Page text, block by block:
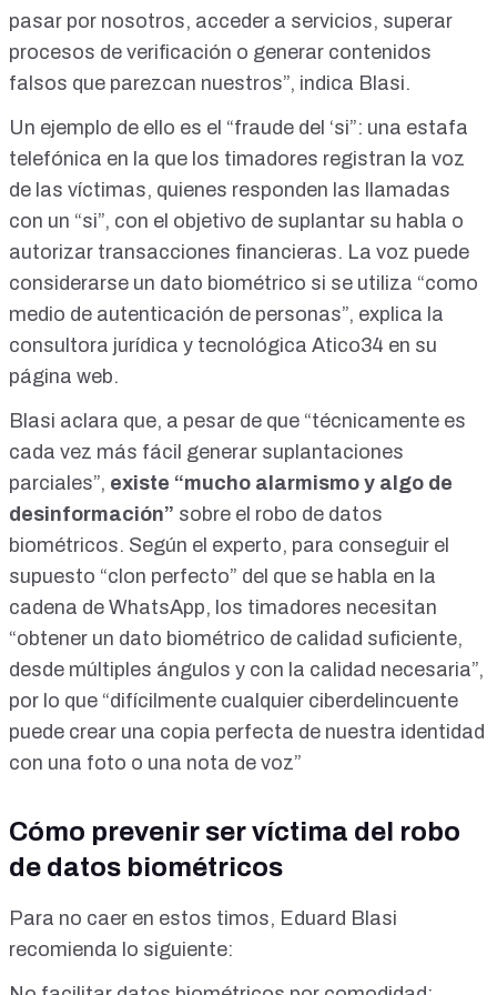
personas de buen corazón. Gracias por compartir. Cada vez
que lo compartes, puedes prevenir que alguien sea víctima.
pasar por nosotros, acceder a servicios, superar
procesos de verificación o generar contenidos
falsos que parezcan nuestros”, indica Blasi.
Un ejemplo de ello es el “fraude del ‘si”: una estafa
telefónica en la que los timadores registran la voz
de las víctimas, quienes responden las llamadas
con un “si”, con el objetivo de suplantar su habla o
autorizar transacciones financieras. La voz puede
considerarse un dato biométrico si se utiliza “como
medio de autenticación de personas”, explica la
consultora jurídica y tecnológica Atico34 en su
página web.
Blasi aclara que, a pesar de que “técnicamente es
cada vez más fácil generar suplantaciones
parciales”, existe “mucho alarmismo y algo de
desinformación” sobre el robo de datos
biométricos. Según el experto, para conseguir el
supuesto “clon perfecto” del que se habla en la
cadena de WhatsApp, los timadores necesitan
“obtener un dato biométrico de calidad suficiente,
desde múltiples ángulos y con la calidad necesaria”,
por lo que “difícilmente cualquier ciberdelincuente
puede crear una copia perfecta de nuestra identidad
con una foto o una nota de voz”
Cómo prevenir ser víctima del robo
de datos biométricos
Para no caer en estos timos, Eduard Blasi
recomienda lo siguiente: